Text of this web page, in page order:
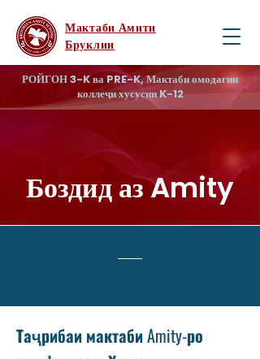
Мактаби Амити
Бруклин
РОЙГОН 3-K ва PRE-K, Мактаби омодагии
коллеҷи хусусии K-12
Боздид аз Amity
Таҷрибаи мактаби Amity-ро